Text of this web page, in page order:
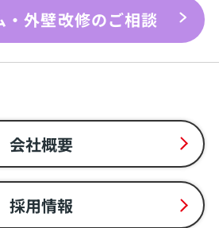
・外壁改修のご相談
会社概要
採用情報